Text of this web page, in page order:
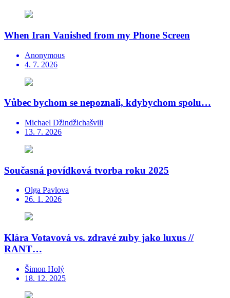
When Iran Vanished from my Phone Screen
Anonymous
4. 7. 2026
Vůbec bychom se nepoznali, kdybychom spolu…
Michael Džindžichašvili
13. 7. 2026
Současná povídková tvorba roku 2025
Olga Pavlova
26. 1. 2026
Klára Votavová vs. zdravé zuby jako luxus //
RANT…
Šimon Holý
18. 12. 2025